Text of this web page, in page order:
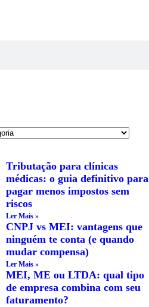
Tributação para clínicas
médicas: o guia definitivo para
pagar menos impostos sem
riscos
Ler Mais »
CNPJ vs MEI: vantagens que
ninguém te conta (e quando
mudar compensa)
Ler Mais »
MEI, ME ou LTDA: qual tipo
de empresa combina com seu
faturamento?